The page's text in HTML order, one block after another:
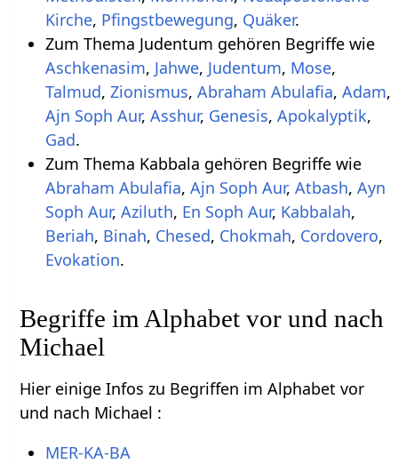
Kirche, Pfingstbewegung, Quäker.
Zum Thema Judentum gehören Begriffe wie
Aschkenasim, Jahwe, Judentum, Mose,
Talmud, Zionismus, Abraham Abulafia, Adam,
Ajn Soph Aur, Asshur, Genesis, Apokalyptik,
Gad.
Zum Thema Kabbala gehören Begriffe wie
Abraham Abulafia, Ajn Soph Aur, Atbash, Ayn
Soph Aur, Aziluth, En Soph Aur, Kabbalah,
Beriah, Binah, Chesed, Chokmah, Cordovero,
Evokation.
Begriffe im Alphabet vor und nach
Michael
Hier einige Infos zu Begriffen im Alphabet vor
und nach Michael :
MER-KA-BA